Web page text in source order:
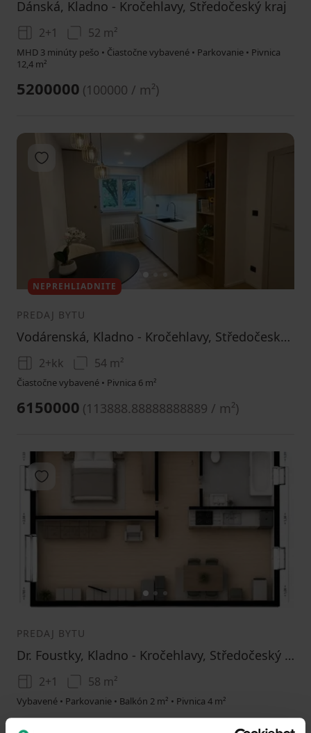
Dánská, Kladno - Kročehlavy, Středočeský kraj
2+1 52 m²
MHD 3 minúty pešo • Čiastočne vybavené • Parkovanie • Pivnica
12,4 m²
5200000 (100000 / m²)
1
Pridať do obľúbených
NEPREHLIADNITE
PREDAJ BYTU
Vodárenská, Kladno - Kročehlavy, Středočeský kraj
2+kk 54 m²
Čiastočne vybavené • Pivnica 6 m²
6150000 (113888.88888888889 / m²)
12 3
Pridať do obľúbených
PREDAJ BYTU
Dr. Foustky, Kladno - Kročehlavy, Středočeský kraj
2+1 58 m²
Vybavené • Parkovanie • Balkón 2 m² • Pivnica 4 m²
5800000